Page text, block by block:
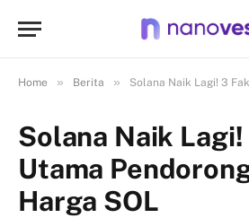
Home » Berita » Solana Naik Lagi! 3 Faktor
Solana Naik
Utama
Harga SOL